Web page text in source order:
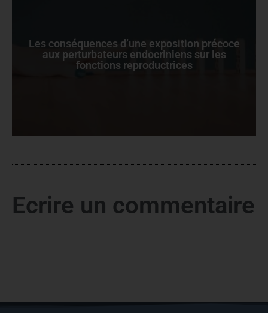
Les conséquences d’une exposition précoce
aux perturbateurs endocriniens sur les
fonctions reproductrices
Ecrire un commentaire